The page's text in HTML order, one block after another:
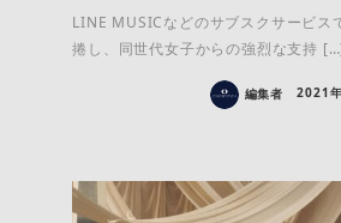
LINE MUSICなどのサブスクサービス
捲し、同世代女子からの強烈な支持
編集者 2021